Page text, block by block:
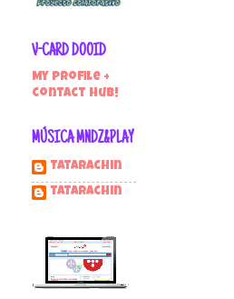
V-CARD DOOID
My profile +
contact hub!
MÚSICA MNDZ&PLAY
Tatarachin
tatarachin